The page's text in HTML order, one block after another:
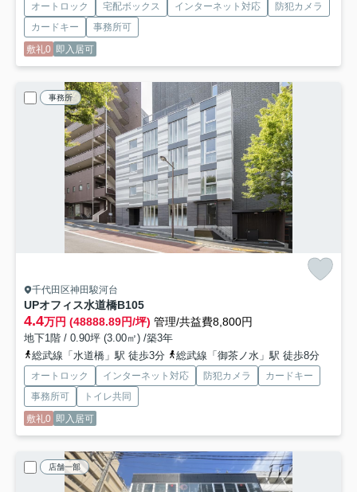
オートロック 宅配ボックス インターネット対応
防犯カメラ
カードキー
事務所可
敷礼0 即入居可
事務所
千代田区神田駿河台
UPオフィス水道橋B105
4.4万円 (48888.89円/坪) 管理/共益費8,800円
地下1階 / 0.90坪 (3.00㎡) /築3年
総武線「水道橋」駅 徒歩3分
総武線「御茶ノ水」駅 徒歩8分
オートロック インターネット対応 防犯カメラ
カードキー
事務所可
トイレ共同
敷礼0 即入居可
店舗一部